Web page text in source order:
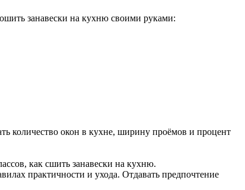
занавески на кухню своими руками:
количество окон в кухне, ширину проёмов и процент
как сшить занавески на кухню.
практичности и ухода. Отдавать предпочтение